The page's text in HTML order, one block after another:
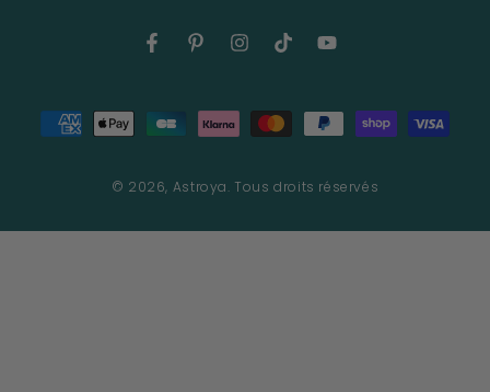
Facebook
PinterestInstagram
TikTokYouTube
© 2026, Astroya. Tous droits réservés
Modes
paiement